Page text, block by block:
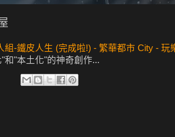
組-鐵皮人生 (完成啦!) - 繁華都市 City - 玩
和"本土化"的神奇創作...